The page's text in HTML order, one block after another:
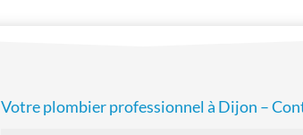
Votre plombier professionnel à Dijon –